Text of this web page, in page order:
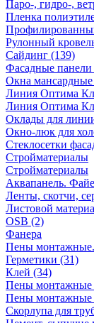
Паро-, гидро-,
Пленка
Рулонный
Сайдинг (139)
Фасадные панели
Окна
Линия Оптима
Линия Оптима
Оклады для
Окно-люк для
Стеклосетки
Стройматериалы
Стройматериалы
Аквапанель.
Ленты, скотчи,
Листовой
OSB (2)
Фанера
Пены
Герметики (31)
Клей (34)
Пены монтажные
Пены монтажные
Скорлупа для